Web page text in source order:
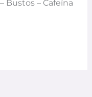
Bustos – Cafeína